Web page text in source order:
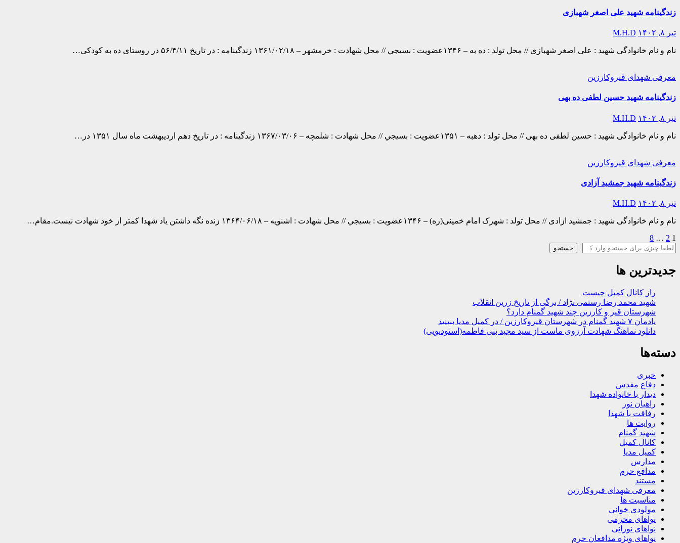
زندگینامه شهید علی اصغر شهبازی
تیر ۸, ۱۴۰۲ M.H.D
نام و نام خانوادگی شهید : علی اصغر شهبازی // محل تولد : ده به – ۱۳۴۶عضویت : بسيجي // محل شهادت : خرمشهر – ۱۳۶۱/۰۲/۱۸ زندگینامه : در تاریخ ۵۶/۴/۱۱ در روستای ده به کودکی…
معرفی شهدای قیروکارزین
زندگینامه شهید حسین لطفی ده بهی
تیر ۸, ۱۴۰۲ M.H.D
نام و نام خانوادگی شهید : حسین لطفی ده بهی // محل تولد : دهبه – ۱۳۵۱عضویت : بسيجي // محل شهادت : شلمچه – ۱۳۶۷/۰۳/۰۶ زندگینامه : در تاریخ دهم اردیبهشت ماه سال ۱۳۵۱ در…
معرفی شهدای قیروکارزین
زندگینامه شهید جمشید آزادی
تیر ۸, ۱۴۰۲ M.H.D
نام و نام خانوادگی شهید : جمشید ازادی // محل تولد : شهرک امام خمینی(ره) – ۱۳۴۶عضویت : بسيجي // محل شهادت : اشنویه – ۱۳۶۴/۰۶/۱۸ زنده نگه داشتن یاد شهدا کمتر از خود شهادت نیست.مقام…
صفحه‌بندی
نوشته‌ها
1
2
…
8
جستجو
جستجو
جدیدترین ها
راز کانال کمیل چیست
شهید محمد رضا رستمی نژاد / برگی از تاریخ زرین انقلاب
شهرستان قیر و کارزین چند شهید گمنام دارد؟
یادمان ۷ شهید گمنام در شهرستان قیروکارزین / در کمیل مدیا ببینید
دانلود نماهنگ شهادت آرزوی ماست از سید مجید بنی فاطمه(استودیویی)
دسته‌ها
خبری
دفاع مقدس
دیدار با خانواده شهدا
راهیان نور
رفاقت با شهدا
روایت ها
شهید گمنام
کانال کمیل
کمیل مدیا
مدارس
مدافع حرم
مستند
معرفی شهدای قیروکارزین
مناسبت ها
مولودی خوانی
نواهای محرمی
نواهای نورانی
نواهای ویژه مدافعان حرم